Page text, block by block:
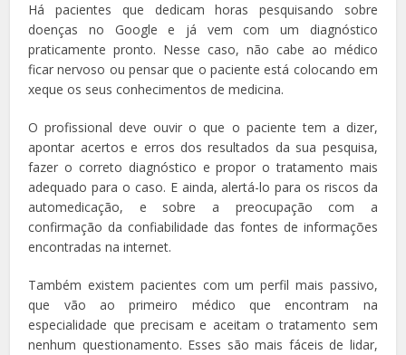
Há pacientes que dedicam horas pesquisando sobre
doenças no Google e já vem com um diagnóstico
praticamente pronto. Nesse caso, não cabe ao médico
ficar nervoso ou pensar que o paciente está colocando em
xeque os seus conhecimentos de medicina.
O profissional deve ouvir o que o paciente tem a dizer,
apontar acertos e erros dos resultados da sua pesquisa,
fazer o correto diagnóstico e propor o tratamento mais
adequado para o caso. E ainda, alertá-lo para os riscos da
automedicação, e sobre a preocupação com a
confirmação da confiabilidade das fontes de informações
encontradas na internet.
Também existem pacientes com um perfil mais passivo,
que vão ao primeiro médico que encontram na
especialidade que precisam e aceitam o tratamento sem
nenhum questionamento. Esses são mais fáceis de lidar,